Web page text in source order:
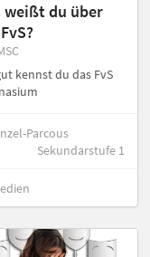
weißt du über
kennst du das FvS
Parcous
Sekundarstufe 1